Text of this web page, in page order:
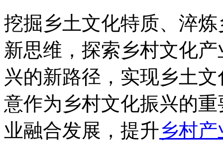
挖掘乡土文化特质、淬
新思维，探索乡村文化
兴的新路径，实现乡土
意作为乡村文化振兴的
业融合发展，提升乡村产